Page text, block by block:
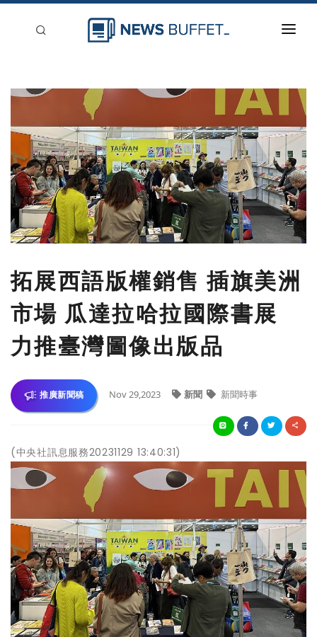
新聞稿分類
登入
刊登
拓展西語版權銷售 插旗美洲
市場 瓜達拉哈拉國際書展
力推臺灣圖像出版品
推廣新聞稿 Nov 29,2023 新聞 新聞時事
(中央社訊息服務20231129 13:40:31)